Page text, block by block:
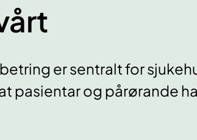
er sentralt for
pasientar og pårørande